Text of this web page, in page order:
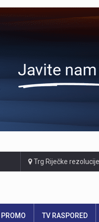
Trg Riječke
PROMO TV RASPORED